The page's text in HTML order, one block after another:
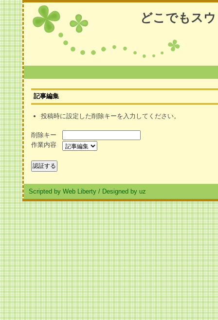
どこでもス
記事編集
投稿時に設定した削除キーを入力してください。
削除キー
作業内容
Scripted by Web Liberty / Designed by uz